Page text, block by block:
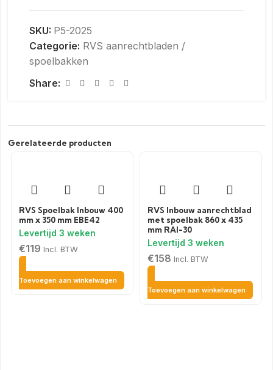
SKU: P5-2025
Categorie: RVS aanrechtbladen /
spoelbakken
Share:
Gerelateerde producten
RVS Spoelbak Inbouw 400
mm x 350 mm EBE42
€119 Incl. BTW
Toevoegen aan winkelwagen
RVS Inbouw aanrechtblad
met spoelbak 860 x 435
mm RAI-30
€158 Incl. BTW
Toevoegen aan winkelwagen